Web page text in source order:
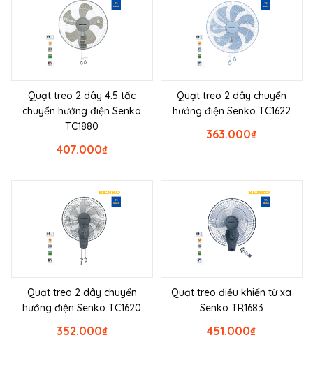
Quạt treo 2 dây 4.5 tấc
chuyển hướng điện Senko
TC1880
₫
407.000
Quạt treo 2 dây chuyển
hướng điện Senko TC1622
₫
363.000
Quạt treo 2 dây chuyển
hướng điện Senko TC1620
₫
352.000
Quạt treo điều khiển từ xa
Senko TR1683
₫
451.000